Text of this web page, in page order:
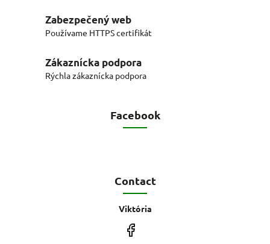
Zabezpečený web
Používame HTTPS certifikát
Zákaznícka podpora
Rýchla zákaznícka podpora
Facebook
Contact
Viktória